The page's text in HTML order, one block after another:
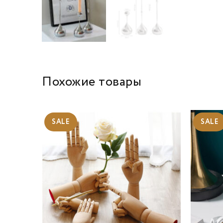
Похожие товары
SALE SALE